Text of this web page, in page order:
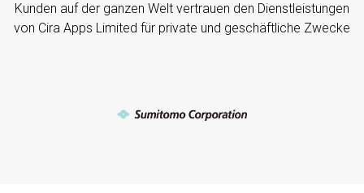
Kunden auf der ganzen Welt vertrauen den Dienstleistungen
von Cira Apps Limited für private und geschäftliche Zwecke